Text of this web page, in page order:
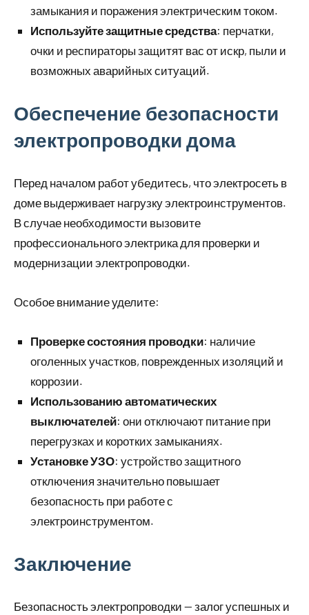
замыкания и поражения электрическим током.
Используйте защитные средства: перчатки,
очки и респираторы защитят вас от искр, пыли и
возможных аварийных ситуаций.
Обеспечение безопасности
электропроводки дома
Перед началом работ убедитесь, что электросеть в
доме выдерживает нагрузку электроинструментов.
В случае необходимости вызовите
профессионального электрика для проверки и
модернизации электропроводки.
Особое внимание уделите:
Проверке состояния проводки: наличие
оголенных участков, поврежденных изоляций и
коррозии.
Использованию автоматических
выключателей: они отключают питание при
перегрузках и коротких замыканиях.
Установке УЗО: устройство защитного
отключения значительно повышает
безопасность при работе с
электроинструментом.
Заключение
Безопасность электропроводки — залог успешных и